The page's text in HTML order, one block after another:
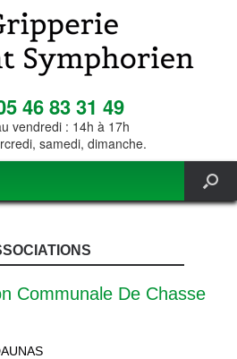
46 83 31 49
vendredi : 14h à 17h
samedi, dimanche.
Communale De Chasse